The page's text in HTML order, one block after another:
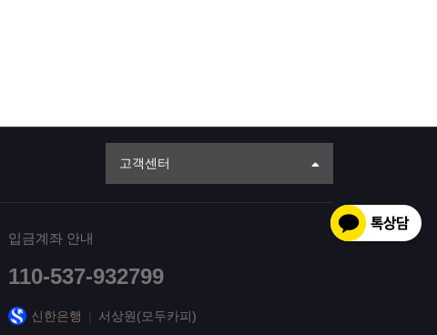
고객센터
입금계좌 안내
110-537-932799
신한은행 서상원(모두카피)